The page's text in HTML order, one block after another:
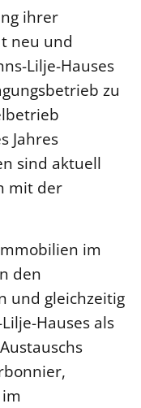
ihrer
neu und
Lilje-Hauses
zu
Jahres
sind aktuell
mit der
im
den
und gleichzeitig
Hauses als